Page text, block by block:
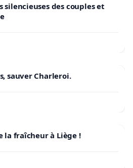
des couples et
sauver Charleroi.
la fraîcheur à Liège !